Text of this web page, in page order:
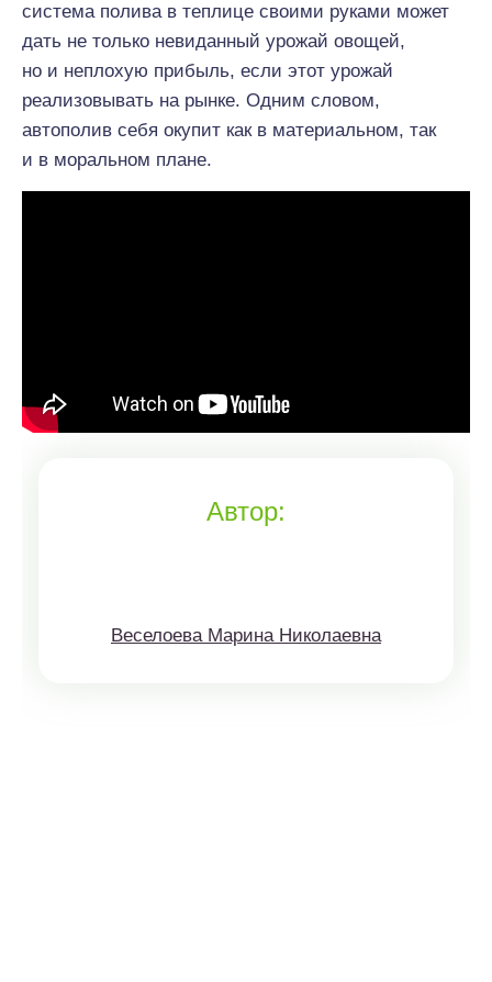
система полива в теплице своими руками может
дать не только невиданный урожай овощей,
но и неплохую прибыль, если этот урожай
реализовывать на рынке. Одним словом,
автополив себя окупит как в материальном, так
и в моральном плане.
Автор:
Веселоева Марина Николаевна